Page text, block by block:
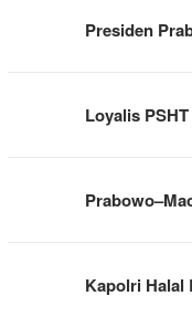
Presiden
Loyalis
Kapolri Halal